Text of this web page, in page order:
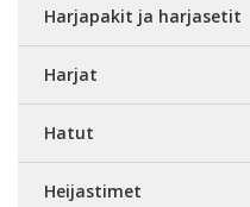
Harjapakit ja harjasetit
Harjat
Hatut
Heijastimet